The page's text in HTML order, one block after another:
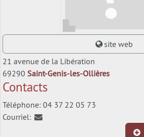
site web
21 avenue de la Libération
69290 Saint-Genis-les-Ollières
Contacts
Téléphone: 04 37 22 05 73
Courriel: